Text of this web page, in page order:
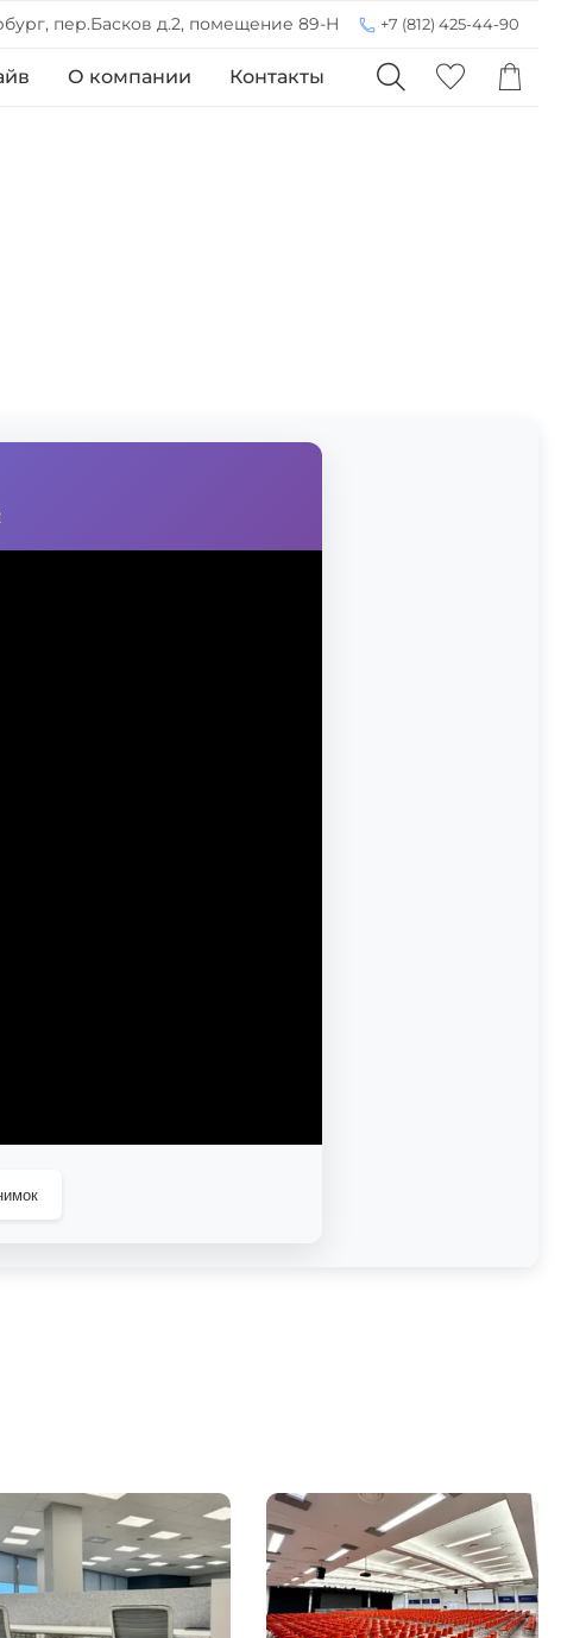
пер.Басков д.2, помещение 89-Н +7 (812) 425-44-90
О компании Контакты